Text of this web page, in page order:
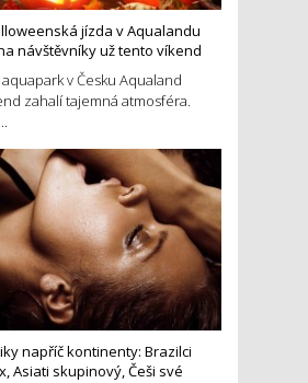
jízda v Aqualandu
návštěvníky už tento víkend
v Česku Aqualand
zahalí tajemná atmosféra.
napříč kontinenty: Brazilci
Asiati skupinový, Češi své